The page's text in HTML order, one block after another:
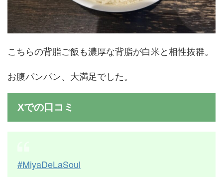
こちらの背脂ご飯も濃厚な背脂が白米と相性抜群。
お腹パンパン、大満足でした。
Xでの口コミ
#MiyaDeLaSoul